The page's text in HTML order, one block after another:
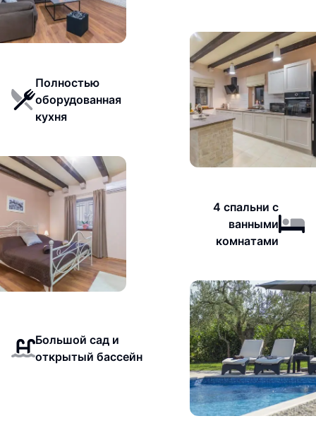
Полностью
оборудованная
кухня
4 спальни с
ванными
комнатами
Большой сад и
открытый бассейн